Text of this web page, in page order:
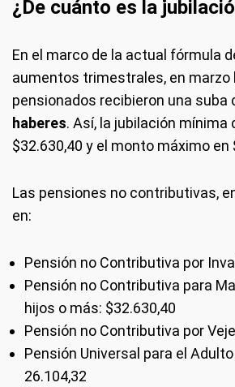
¿De cuánto es la
En el marco de la actual fórmula
aumentos trimestrales, en marzo
pensionados recibieron una suba
haberes. Así, la jubilación mínima
$32.630,40 y el monto máximo en
Las pensiones no contributivas,
en:
Pensión no Contributiva por
Pensión no Contributiva para
hijos o más: $32.630,40
Pensión no Contributiva por
Pensión Universal para el
26.104,32